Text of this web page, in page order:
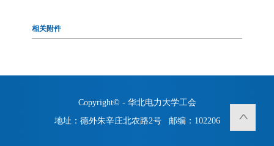
相关附件
Copyright© - 华北电力大学工会
地址：德外朱辛庄北农路2号 邮编：102206